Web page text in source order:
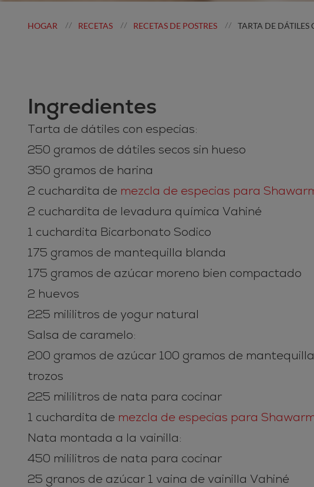
HOGAR // RECETAS // RECETAS DE POSTRES // TARTA DE DÁTILES
Ingredientes
Tarta de dátiles con especias:
250 gramos de dátiles secos sin hueso
350 gramos de harina
2 cuchardita de mezcla de especias para
2 cuchardita de levadura química Vahiné
1 cuchardita Bicarbonato Sodico
175 gramos de mantequilla blanda
175 gramos de azúcar moreno bien compactado
2 huevos
225 mililitros de yogur natural
Salsa de caramelo:
200 gramos de azúcar 100 gramos de
trozos
225 mililitros de nata para cocinar
1 cuchardita de mezcla de especias para
Nata montada a la vainilla:
450 mililitros de nata para cocinar
25 granos de azúcar 1 vaina de vainilla Vahiné